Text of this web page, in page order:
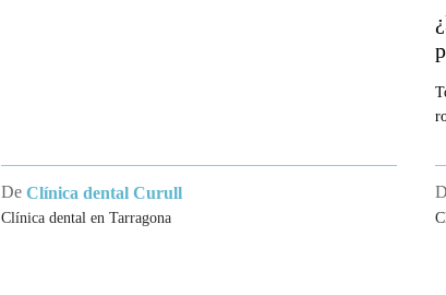
DeClínica dental Curull
Clínica dental en Tarragona